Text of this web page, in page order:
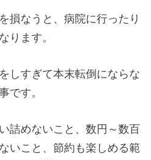
損なうと、病院に行ったり
ります。
しすぎて本末転倒にならな
です。
詰めないこと、数円～数百
いこと、節約も楽しめる範